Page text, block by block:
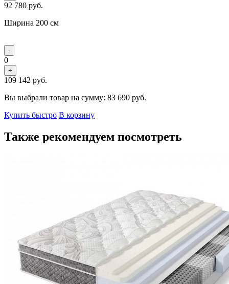
92 780 руб.
Ширина 200 см
-
0
+
109 142 руб.
Вы выбрали товар на сумму: 83 690 руб.
Купить быстро В корзину
Также рекомендуем посмотреть